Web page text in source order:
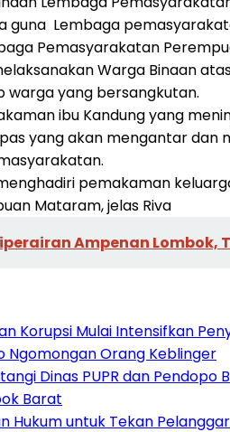
Lembaga
Pemasyarakatan
Warga Binaan
warga yang bersangkutan.
ibu Kandung yang
yang akan mengantar
pemakaman
Mataram, jelas Riva
Ampenan Lombok,
Korupsi Mulai Intensifkan
Ngomongan Orang Keblinger
Dinas PUPR dan Pendopo
Barat
Hukum untuk Tekan